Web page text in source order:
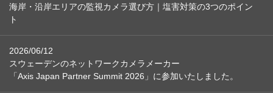
海岸・沿岸エリアの監視カメラ選び方｜塩害対策の3つのポイン
ト
2026/06/12
スウェーデンのネットワークカメラメーカー
「Axis Japan Partner Summit 2026」に参加いたしました。